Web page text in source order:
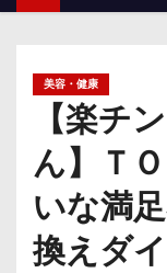
美容・健康
【楽チ
ん】Ｔ
いな満
換えダ